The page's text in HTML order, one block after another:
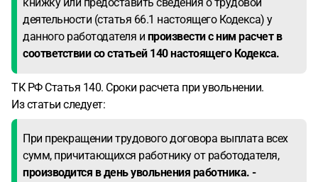
деятельности (статья 66.1 настоящего Кодекса) у
данного работодателя и произвести с ним расчет в
соответствии со статьей 140 настоящего Кодекса.
ТК РФ Статья 140. Сроки расчета при увольнении.
Из статьи следует:
При прекращении трудового договора выплата всех
сумм, причитающихся работнику от работодателя,
производится в день увольнения работника. -